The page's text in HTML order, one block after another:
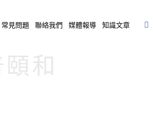
常見問題 聯絡我們 媒體報導 知識文章